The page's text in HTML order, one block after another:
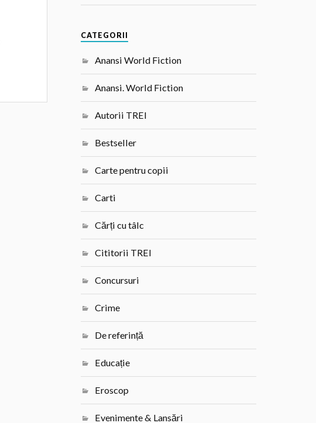
CATEGORII
Anansi World Fiction
Anansi. World Fiction
Autorii TREI
Bestseller
Carte pentru copii
Carti
Cărți cu tâlc
Cititorii TREI
Concursuri
Crime
De referință
Educație
Eroscop
Evenimente & Lansări